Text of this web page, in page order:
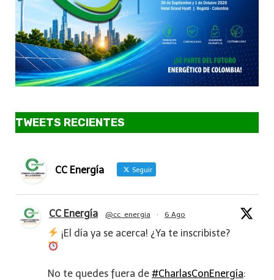
TWEETS RECIENTES
CC Energía Seguir
CC Energía @cc_energia · 6 Ago
¡El día ya se acerca! ¿Ya te inscribiste?
No te quedes fuera de #CharlasConEnergía: